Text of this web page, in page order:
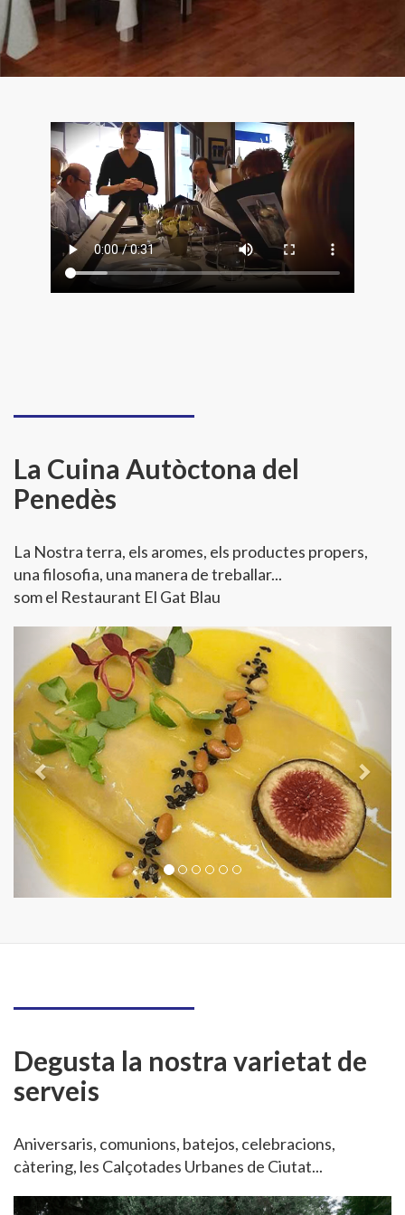
La Cuina Autòctona del
Penedès
La Nostra terra, els aromes, els productes propers,
una filosofia, una manera de treballar...
som el Restaurant El Gat Blau
Previous
Degusta la nostra varietat de
serveis
Aniversaris, comunions, batejos, celebracions,
càtering, les Calçotades Urbanes de Ciutat...
Previous Next